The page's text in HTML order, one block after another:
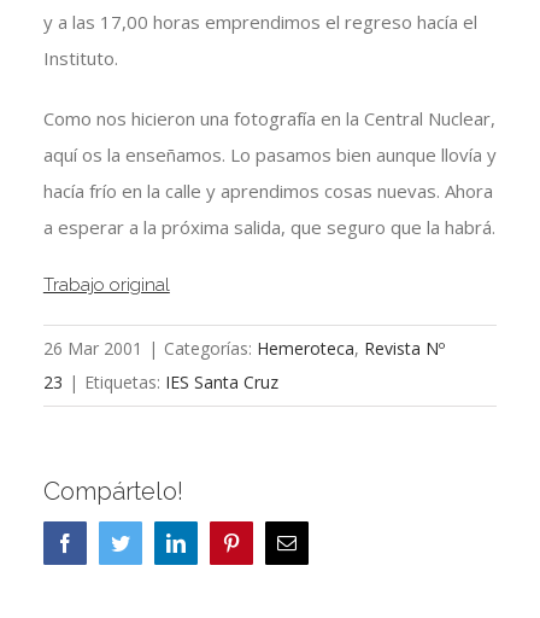
y a las 17,00 horas emprendimos el regreso hacía el
Instituto.
Como nos hicieron una fotografía en la Central Nuclear,
aquí os la enseñamos. Lo pasamos bien aunque llovía y
hacía frío en la calle y aprendimos cosas nuevas. Ahora
a esperar a la próxima salida, que seguro que la habrá.
Trabajo original
26 Mar 2001 | Categorías: Hemeroteca, Revista Nº
23 | Etiquetas: IES Santa Cruz
Compártelo!
FacebookTwitterLinkedInPinterestCorreo
electrónico